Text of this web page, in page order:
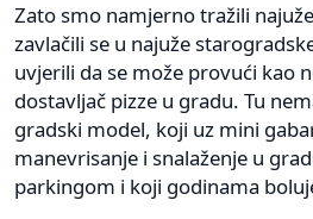
Zato smo namjerno tražili
zavlačili se u najuže
uvjerili da se može provući kao
dostavljač pizze u gradu. Tu
gradski model, koji uz mini
manevrisanje i snalaženje u
parkingom i koji godinama